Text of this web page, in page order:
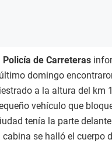
Policía de Carreteras
domingo
a la altura del km
vehículo que
tenía la parte
se halló el cuerpo